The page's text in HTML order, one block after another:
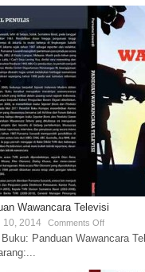
Wawancara Televisi
10, 2014 Comments Off
Panduan Wawancara